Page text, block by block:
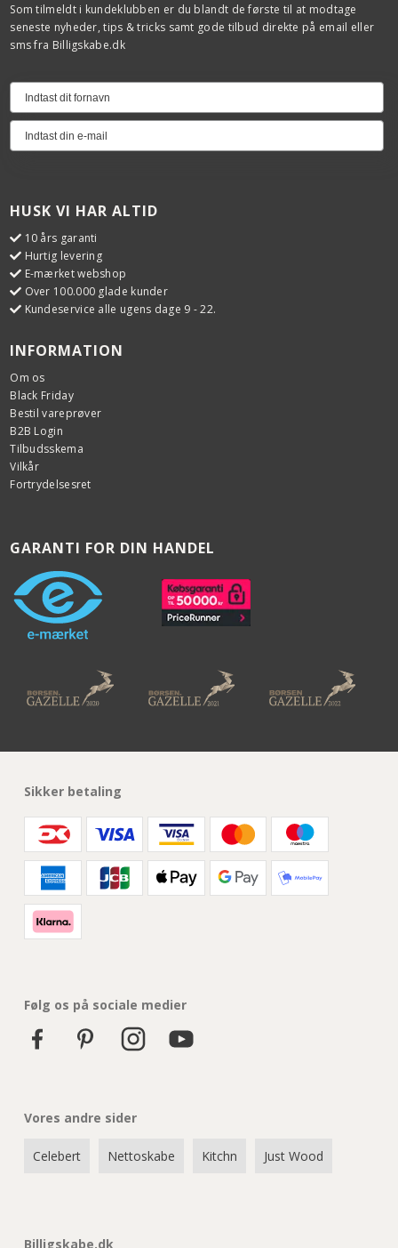
Som tilmeldt i kundeklubben er du blandt de første til at modtage
seneste nyheder, tips & tricks samt gode tilbud direkte på email eller
sms fra Billigskabe.dk
HUSK VI HAR ALTID
10 års garanti
Hurtig levering
E-mærket webshop
Over 100.000 glade kunder
Kundeservice alle ugens dage 9 - 22.
INFORMATION
Om os
Black Friday
Bestil vareprøver
B2B Login
Tilbudsskema
Vilkår
Fortrydelsesret
GARANTI FOR DIN HANDEL
Sikker betaling
Følg os på sociale medier
Vores andre sider
Celebert Nettoskabe Kitchn Just Wood
Billigskabe.dk